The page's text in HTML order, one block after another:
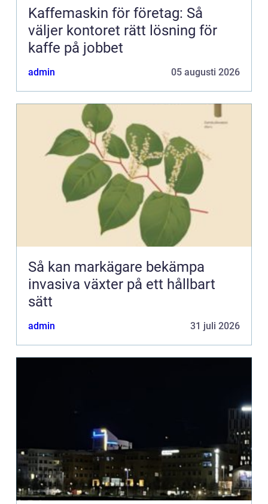
Kaffemaskin för företag: Så
väljer kontoret rätt lösning för
kaffe på jobbet
admin 05 augusti 2026
Så kan markägare bekämpa
invasiva växter på ett hållbart
sätt
admin 31 juli 2026